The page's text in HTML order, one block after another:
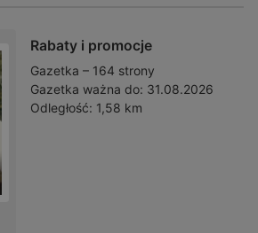
Rabaty i promocje
Gazetka – 164 strony
Gazetka ważna do: 31.08.2026
Odległość: 1,58 km